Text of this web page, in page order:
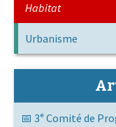
Habitat
Urbanisme
📅 3ᵉ Comité de